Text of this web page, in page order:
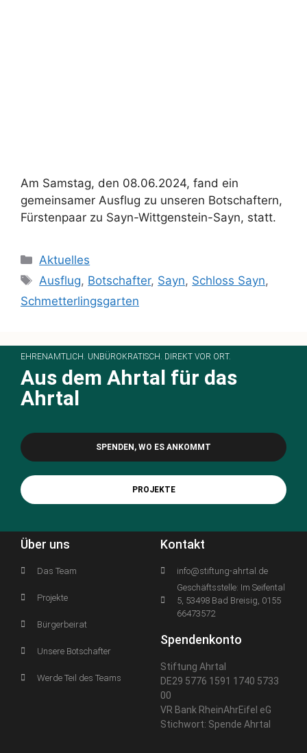
Am Samstag, den 08.06.2024, fand ein
gemeinsamer Ausflug zu unseren Botschaftern,
Fürstenpaar zu Sayn-Wittgenstein-Sayn, statt.
Aktuelles
Ausflug, Botschafter, Sayn, Schloss Sayn,
Schmetterlingsgarten
EHRENAMTLICH. UNBÜROKRATISCH. DIREKT VOR ORT.
Aus dem Ahrtal für das
Ahrtal
SPENDEN, WO ES ANKOMMT
PROJEKTE
Über uns
Das Team
Projekte
Bürgerbeirat
Unsere Botschafter
Werde Teil des Teams
Kontakt
info@stiftung-ahrtal.de
Geschäftsstelle: Im Seifental
5, 53498 Bad Breisig, 0155
66473572
Spendenkonto
Stiftung Ahrtal
DE29 5776 1591 1740 5733
00
VR Bank RheinAhrEifel eG
Stichwort: Spende Ahrtal